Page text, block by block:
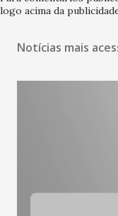
logo acima da
Notícias mais